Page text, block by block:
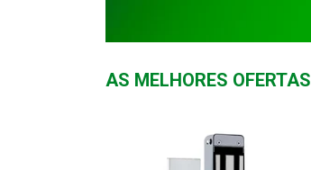
AS MELHORES OFERTAS